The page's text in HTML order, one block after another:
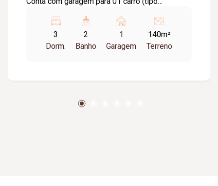
quartos, sendo 01 suíte com closet e armários
planejados, além de banheiro social. Possui
cozinha funcional, lavanderia independente e
Metragens: Área construída: 84,50 m² Área do
3
Dorm.
2
Banho
1
Garagem
140m²
Terreno